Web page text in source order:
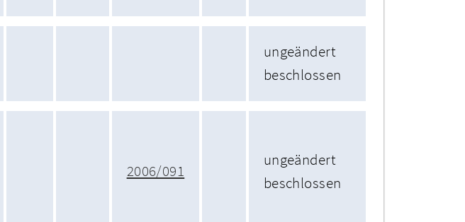
ungeändert
beschlossen
2006/091
ungeändert
beschlossen